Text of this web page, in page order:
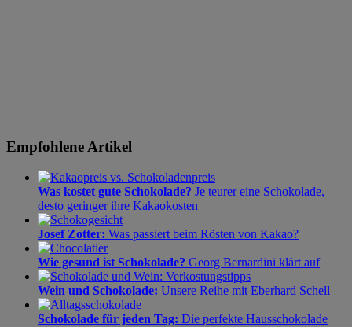
Empfohlene Artikel
Was kostet gute Schokolade? Je teurer eine Schokolade,
desto geringer ihre Kakaokosten
Josef Zotter: Was passiert beim Rösten von Kakao?
Wie gesund ist Schokolade? Georg Bernardini klärt auf
Wein und Schokolade: Unsere Reihe mit Eberhard Schell
Schokolade für jeden Tag: Die perfekte Hausschokolade